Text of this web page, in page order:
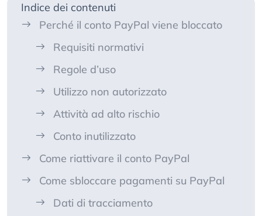
Indice dei contenuti
Perché il conto PayPal viene bloccato
Requisiti normativi
Regole d’uso
Utilizzo non autorizzato
Attività ad alto rischio
Conto inutilizzato
Come riattivare il conto PayPal
Come sbloccare pagamenti su PayPal
Dati di tracciamento